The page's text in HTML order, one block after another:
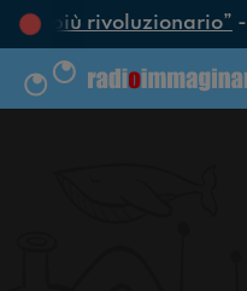
più rivoluzionario”-